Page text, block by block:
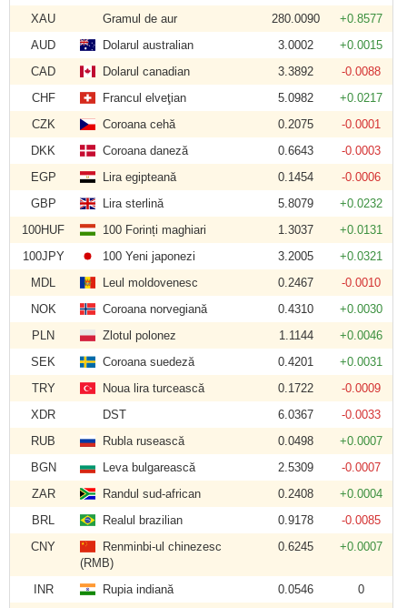
XAU
Gramul de aur 280.0090
+0.8577
AUD
Dolarul australian 3.0002
+0.0015
CAD
Dolarul canadian 3.3892
-0.0088
CHF
Francul elveţian 5.0982
+0.0217
CZK
Coroana cehă 0.2075
-0.0001
DKK
Coroana daneză 0.6643
-0.0003
EGP
Lira egipteană 0.1454
-0.0006
GBP
Lira sterlină 5.8079
+0.0232
100HUF
100 Forinți maghiari 1.3037
+0.0131
100JPY
100 Yeni japonezi 3.2005
+0.0321
MDL
Leul moldovenesc 0.2467
-0.0010
NOK
Coroana norvegiană 0.4310
+0.0030
PLN
Zlotul polonez 1.1144
+0.0046
SEK
Coroana suedeză 0.4201
+0.0031
TRY
Noua lira turcească 0.1722
-0.0009
XDR
DST 6.0367
-0.0033
RUB
Rubla rusească 0.0498
+0.0007
BGN
Leva bulgarească 2.5309
-0.0007
ZAR
Randul sud-african 0.2408
+0.0004
BRL
Realul brazilian 0.9178
-0.0085
CNY
Renminbi-ul chinezesc
(RMB)
0.6245 +0.0007
INR Rupia indiană 0.0546
0